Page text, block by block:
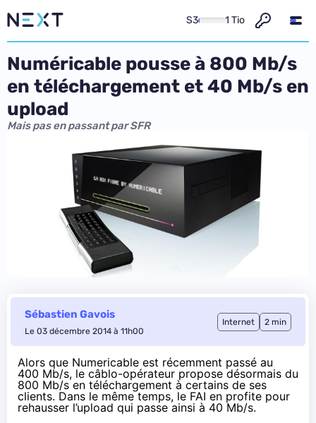
S3 1 Tio
Numéricable pousse à 800 Mb/s
en téléchargement et 40 Mb/s en
upload
Mais pas en passant par SFR
Sébastien Gavois
Le 03 décembre 2014 à 11h00
Internet 2 min
Alors que Numericable est récemment passé au
400 Mb/s, le câblo-opérateur propose désormais du
800 Mb/s en téléchargement à certains de ses
clients. Dans le même temps, le FAI en profite pour
rehausser l’upload qui passe ainsi à 40 Mb/s.